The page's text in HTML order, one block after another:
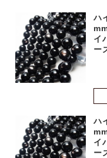
ハ
イ
ー
ハ
イ
ー